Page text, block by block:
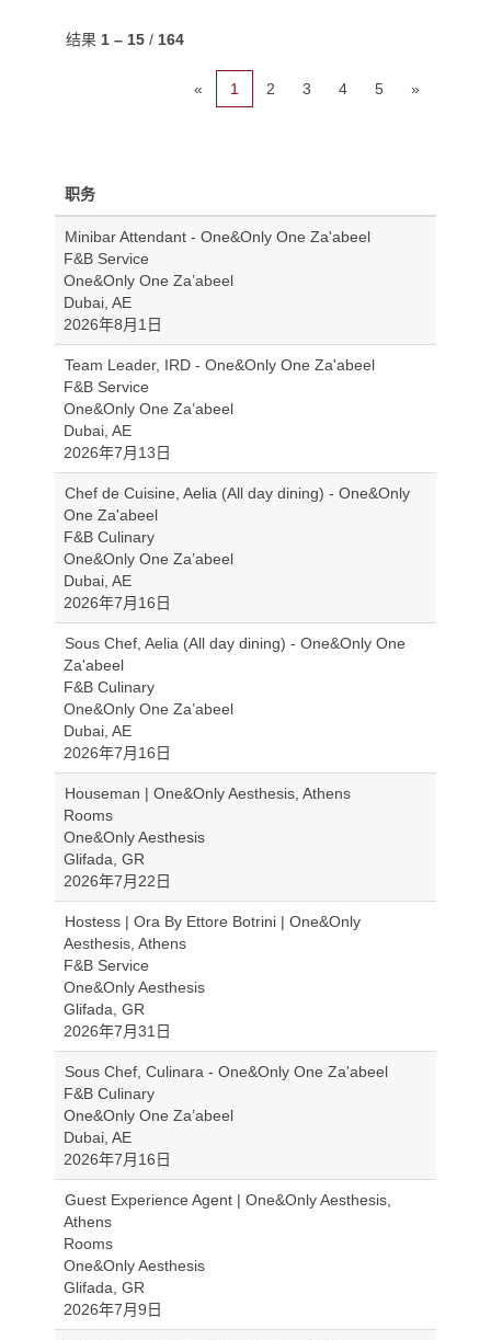
结果 1 – 15 / 164
« 1 2 3 4 5 »
职务
Minibar Attendant - One&Only One Za'abeel
F&B Service
One&Only One Za’abeel
Dubai, AE
2026年8月1日
Team Leader, IRD - One&Only One Za'abeel
F&B Service
One&Only One Za’abeel
Dubai, AE
2026年7月13日
Chef de Cuisine, Aelia (All day dining) - One&Only
One Za'abeel
F&B Culinary
One&Only One Za’abeel
Dubai, AE
2026年7月16日
Sous Chef, Aelia (All day dining) - One&Only One
Za'abeel
F&B Culinary
One&Only One Za’abeel
Dubai, AE
2026年7月16日
Houseman | One&Only Aesthesis, Athens
Rooms
One&Only Aesthesis
Glifada, GR
2026年7月22日
Hostess | Ora By Ettore Botrini | One&Only
Aesthesis, Athens
F&B Service
One&Only Aesthesis
Glifada, GR
2026年7月31日
Sous Chef, Culinara - One&Only One Za'abeel
F&B Culinary
One&Only One Za’abeel
Dubai, AE
2026年7月16日
Guest Experience Agent | One&Only Aesthesis,
Athens
Rooms
One&Only Aesthesis
Glifada, GR
2026年7月9日